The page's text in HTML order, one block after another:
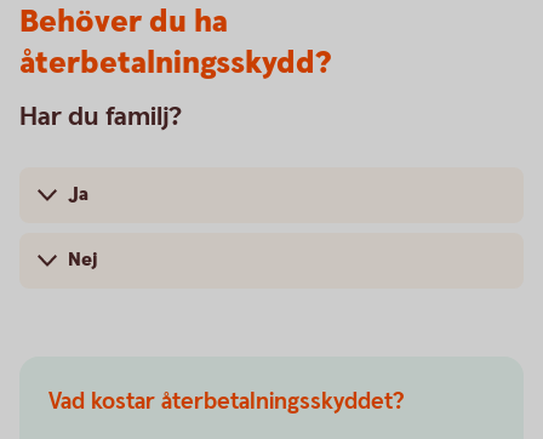
Behöver du ha
återbetalningsskydd?
Har du familj?
Ja
Nej
Vad kostar återbetalningsskyddet?